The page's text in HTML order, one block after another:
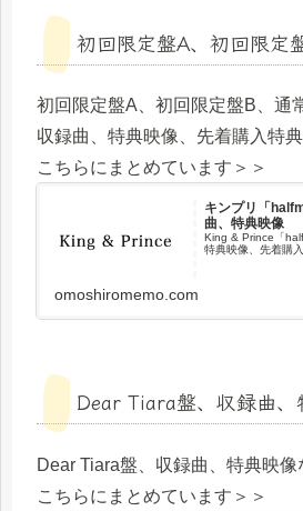
初回限定盤A、初回限定
初回限定盤A、初回限定盤B、通
収録曲、特典映像、先着購入特
こちらにまとめています＞＞
キンプリ「
曲、特典映像
King & Prince「
特典映像、先着購
omoshiromemo.com
Dear Tiara盤、収録曲、
Dear Tiara盤、収録曲、特典映像
こちらにまとめています＞＞